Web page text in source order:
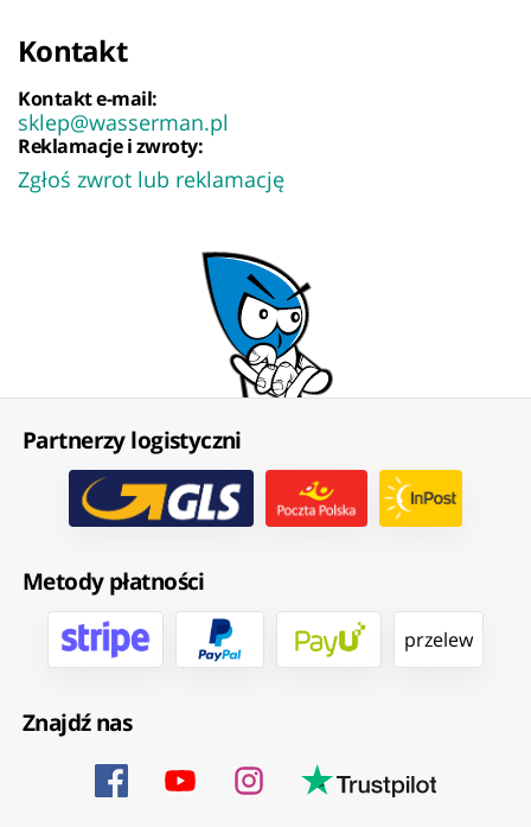
Kontakt
Kontakt e-mail:
sklep@wasserman.pl
Reklamacje i zwroty:
Zgłoś zwrot lub reklamację
Partnerzy logistyczni
Metody płatności
przelew
Znajdź nas